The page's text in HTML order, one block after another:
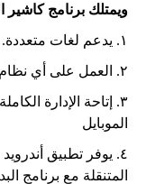
ويمتلك برنامج كاشير
١. يدعم لغات متعددة.
٢. العمل على أي نظام تشغيل.
٣. إتاحة الإدارة
الموبايل
٤. يوفر تطبيق
المتنقلة مع برنامج